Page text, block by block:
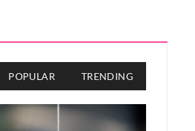
POPULAR TRENDING